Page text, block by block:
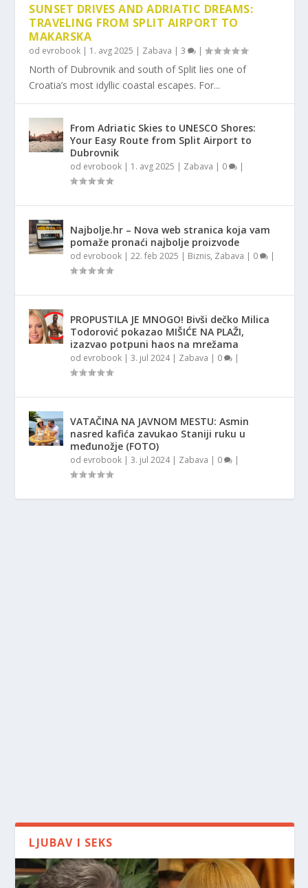
SUNSET DRIVES AND ADRIATIC DREAMS:
TRAVELING FROM SPLIT AIRPORT TO
MAKARSKA
od evrobook | 1. avg 2025 | Zabava |3 |
North of Dubrovnik and south of Split lies one of
Croatia’s most idyllic coastal escapes. For...
From Adriatic Skies to UNESCO Shores:
Your Easy Route from Split Airport to
Dubrovnik
od evrobook | 1. avg 2025 | Zabava | 0 |
Najbolje.hr – Nova web stranica koja vam
pomaže pronaći najbolje proizvode
od evrobook |22. feb 2025 | Biznis, Zabava | 0 |
PROPUSTILA JE MNOGO! Bivši dečko Milica
Todorović pokazao MIŠIĆE NA PLAŽI,
izazvao potpuni haos na mrežama
od evrobook |3. jul 2024| Zabava | 0 |
VATAČINA NA JAVNOM MESTU: Asmin
nasred kafića zavukao Staniji ruku u
međunožje (FOTO)
od evrobook |3. jul 2024| Zabava | 0 |
LJUBAV I SEKS